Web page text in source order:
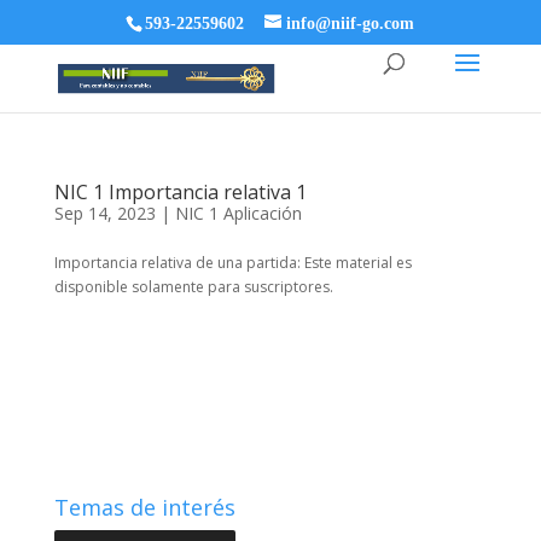
593-22559602 info@niif-go.com
NIC 1 Importancia relativa 1
Sep 14, 2023 | NIC 1 Aplicación
Importancia relativa de una partida: Este material es
disponible solamente para suscriptores.
Temas de interés